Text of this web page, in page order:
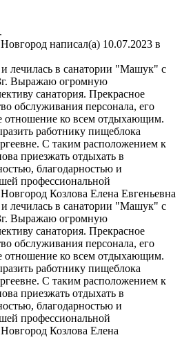
написал(а) 10.07.2023 в
лечилась в санатории "Машук" с
Выражаю огромную
санатория. Прекрасное
обслуживания персонала, его
отношение ко всем отдыхающим.
работнику пищеблока
С таким расположением к
приезжать отдыхать в
благодарностью и
профессиональной
Козлова Елена Евгеньевна
лечилась в санатории "Машук" с
Выражаю огромную
санатория. Прекрасное
обслуживания персонала, его
отношение ко всем отдыхающим.
работнику пищеблока
С таким расположением к
приезжать отдыхать в
благодарностью и
профессиональной
Козлова Елена